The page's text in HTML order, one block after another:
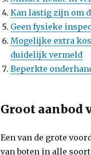
Kan lastig zijn om
Geen fysieke
Mogelijke extra
duidelijk vermeld
Beperkte
Groot aanbod
Een van de grote
van boten in alle